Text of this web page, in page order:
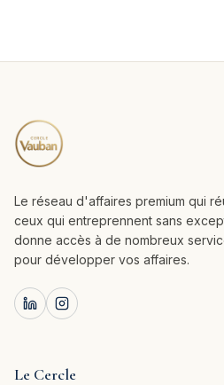
Le réseau d'affaires premium qui
ceux qui entreprennent sans
donne accès à de nombreux
pour développer vos affaires.
Le Cercle